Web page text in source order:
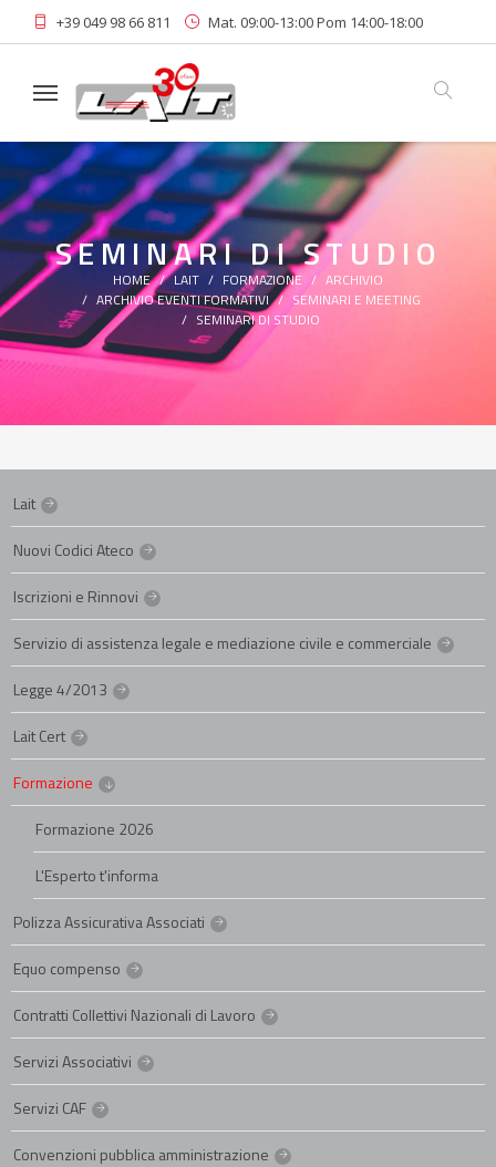
+39 049 98 66 811 Mat. 09:00-13:00 Pom 14:00-18:00
Area Riservata
SEMINARI DI STUDIO
HOME LAIT FORMAZIONE
ARCHIVIO
ARCHIVIO EVENTI FORMATIVI
SEMINARI E MEETING
SEMINARI DI STUDIO
Lait
Nuovi Codici Ateco
Iscrizioni e Rinnovi
Servizio di assistenza legale e mediazione civile e commerciale
Legge 4/2013
Lait Cert
Formazione
Formazione 2026
L'Esperto t'informa
Polizza Assicurativa Associati
Equo compenso
Contratti Collettivi Nazionali di Lavoro
Servizi Associativi
Servizi CAF
Convenzioni pubblica amministrazione